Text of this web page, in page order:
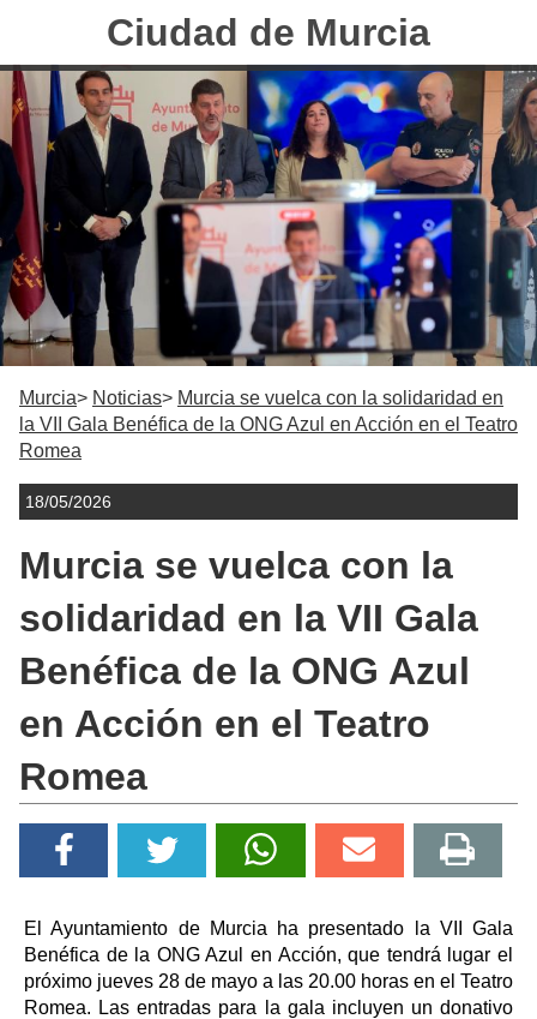
Ciudad de Murcia
Murcia Noticias
Murcia se vuelca con la solidaridad en
la VII Gala Benéfica de la ONG Azul en Acción en el Teatro
Romea
18/05/2026
Murcia se vuelca con la
solidaridad en la VII Gala
Benéfica de la ONG Azul
en Acción en el Teatro
Romea
El Ayuntamiento de Murcia ha presentado la VII Gala
Benéfica de la ONG Azul en Acción, que tendrá lugar el
próximo jueves 28 de mayo a las 20.00 horas en el Teatro
Romea. Las entradas para la gala incluyen un donativo